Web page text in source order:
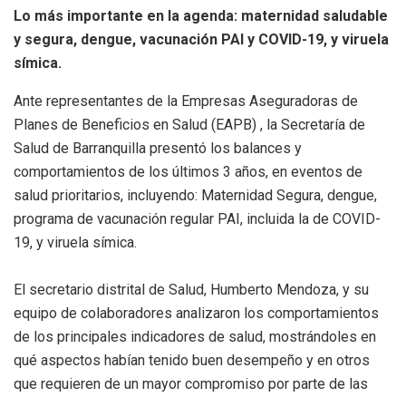
Lo más importante en la agenda: maternidad saludable
y segura, dengue, vacunación PAI y COVID-19, y viruela
símica.
Ante representantes de la Empresas Aseguradoras de
Planes de Beneficios en Salud (EAPB) , la Secretaría de
Salud de Barranquilla presentó los balances y
comportamientos de los últimos 3 años, en eventos de
salud prioritarios, incluyendo: Maternidad Segura, dengue,
programa de vacunación regular PAI, incluida la de COVID-
19, y viruela símica.
El secretario distrital de Salud, Humberto Mendoza, y su
equipo de colaboradores analizaron los comportamientos
de los principales indicadores de salud, mostrándoles en
qué aspectos habían tenido buen desempeño y en otros
que requieren de un mayor compromiso por parte de las